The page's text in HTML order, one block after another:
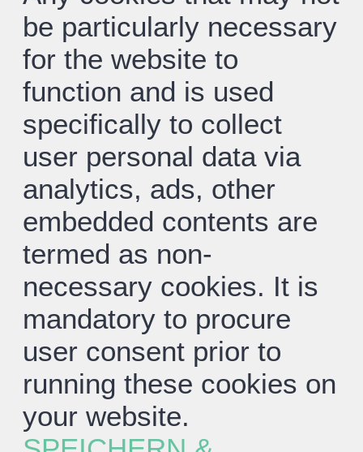
be particularly necessary
for the website to
function and is used
specifically to collect
user personal data via
analytics, ads, other
embedded contents are
termed as non-
necessary cookies. It is
mandatory to procure
user consent prior to
running these cookies on
your website.